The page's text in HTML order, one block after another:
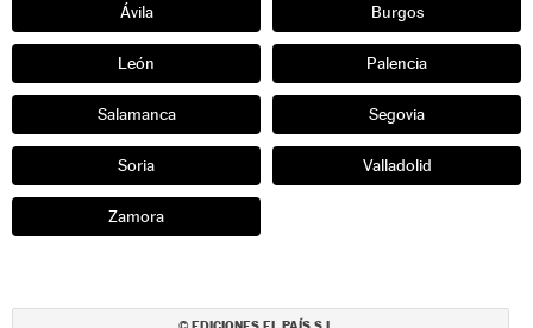
Ávila Burgos
León Palencia
Salamanca Segovia
Soria Valladolid
Zamora